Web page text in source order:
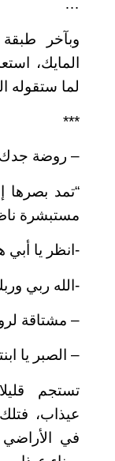
…
وبآخر
المايك،
لما ستقوله
***
– روضة جدك
“تمد بصرها
مستبشرة
-انظر يا
-الله ربي
– مشتاقة
– الصبر يا
تستجم
عيذاب،
في